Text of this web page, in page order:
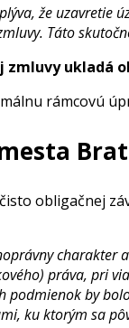
že
Táto
zmluvy ukladá
rámcovú
obligačnej
charakter
práva, pri
podmienok by
ku ktorým sa